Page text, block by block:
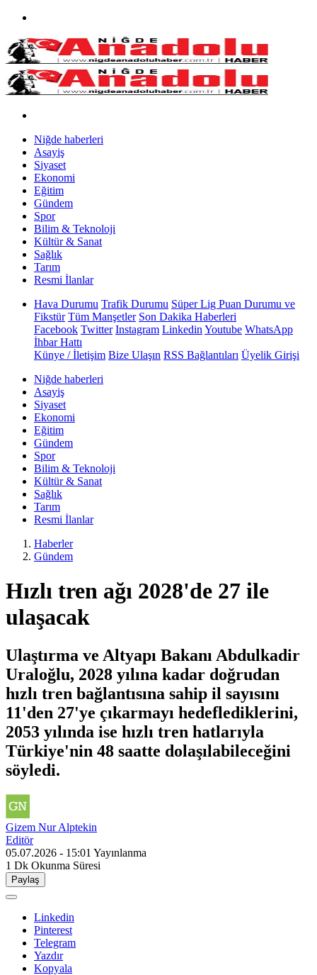
Niğde haberleri
Asayiş
Siyaset
Ekonomi
Eğitim
Gündem
Spor
Bilim & Teknoloji
Kültür & Sanat
Sağlık
Tarım
Resmi İlanlar
Hava Durumu Trafik Durumu Süper Lig Puan Durumu ve
Fikstür Tüm Manşetler Son Dakika Haberleri
Facebook Twitter Instagram Linkedin Youtube WhatsApp
İhbar Hattı
Künye / İletişim Bize Ulaşın RSS Bağlantıları Üyelik Girişi
Niğde haberleri
Asayiş
Siyaset
Ekonomi
Eğitim
Gündem
Spor
Bilim & Teknoloji
Kültür & Sanat
Sağlık
Tarım
Resmi İlanlar
Haberler
Gündem
Hızlı tren ağı 2028'de 27 ile
ulaşacak
Ulaştırma ve Altyapı Bakanı Abdulkadir
Uraloğlu, 2028 yılına kadar doğrudan
hızlı tren bağlantısına sahip il sayısını
11'den 27'ye çıkarmayı hedeflediklerini,
2053 yılında ise hızlı tren hatlarıyla
Türkiye'nin 48 saatte dolaşılabileceğini
söyledi.
Gizem Nur Alptekin
Editör
05.07.2026 - 15:01 Yayınlanma
1 Dk Okunma Süresi
Paylaş
Linkedin
Pinterest
Telegram
Yazdır
Kopyala